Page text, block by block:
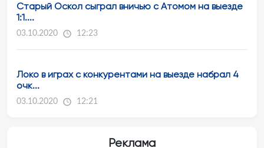
Старый Оскол сыграл вничью с Атомом на выезде
1:1....
03.10.2020 12:23
Локо в играх с конкурентами на выезде набрал 4
очк...
03.10.2020 12:21
Реклама